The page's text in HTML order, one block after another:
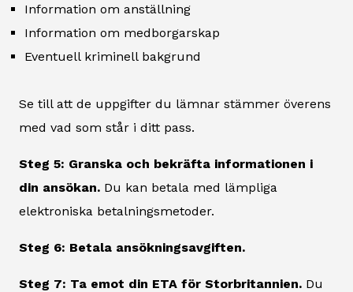
Information om anställning
Information om medborgarskap
Eventuell kriminell bakgrund
Se till att de uppgifter du lämnar stämmer överens
med vad som står i ditt pass.
Steg 5: Granska och bekräfta informationen i
din ansökan. Du kan betala med lämpliga
elektroniska betalningsmetoder.
Steg 6: Betala ansökningsavgiften.
Steg 7: Ta emot din ETA för Storbritannien. Du